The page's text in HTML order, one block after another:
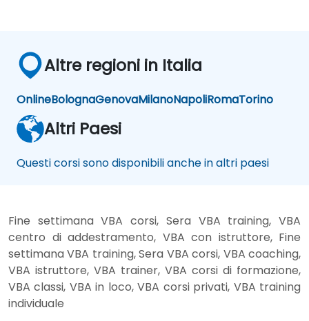
Altre regioni in Italia
OnlineBolognaGenovaMilanoNapoliRomaTorino
Altri Paesi
Questi corsi sono disponibili anche in altri paesi
Fine settimana VBA corsi, Sera VBA training, VBA
centro di addestramento, VBA con istruttore, Fine
settimana VBA training, Sera VBA corsi, VBA coaching,
VBA istruttore, VBA trainer, VBA corsi di formazione,
VBA classi, VBA in loco, VBA corsi privati, VBA training
individuale